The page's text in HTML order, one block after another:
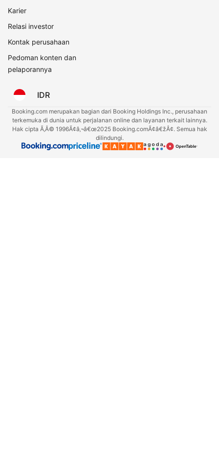
Karier
Relasi investor
Kontak perusahaan
Pedoman konten dan
pelaporannya
IDR
Booking.com merupakan bagian dari Booking Holdings Inc., perusahaan
terkemuka di dunia untuk perjalanan online dan layanan terkait lainnya.
Hak cipta Ã‚Â© 1996Ã¢â‚¬â€œ2025 Booking.comÃ¢â€žÂ¢. Semua hak
dilindungi.